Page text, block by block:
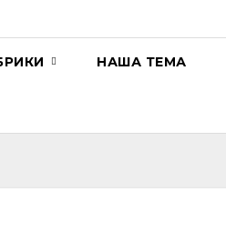
НАША ТЕМА